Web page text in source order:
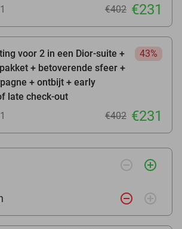
€402 €231
voor 2 in een Dior-suite +
+ betoverende sfeer +
+ ontbijt + early
late check-out
43%
€402 €231
remove_circle_outline add_circle_outline
remove_circle_outline add_circle_outline